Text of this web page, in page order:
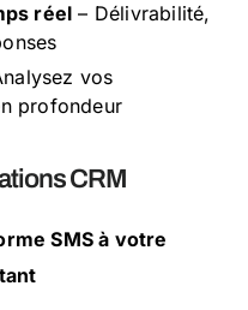
réel – Délivrabilité,
vos
profondeur
CRM
SMS à votre